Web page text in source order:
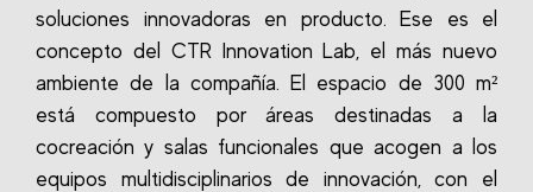
soluciones innovadoras en producto. Ese es el
concepto del CTR Innovation Lab, el más nuevo
ambiente de la compañía. El espacio de 300 m²
está compuesto por áreas destinadas a la
cocreación y salas funcionales que acogen a los
equipos multidisciplinarios de innovación, con el